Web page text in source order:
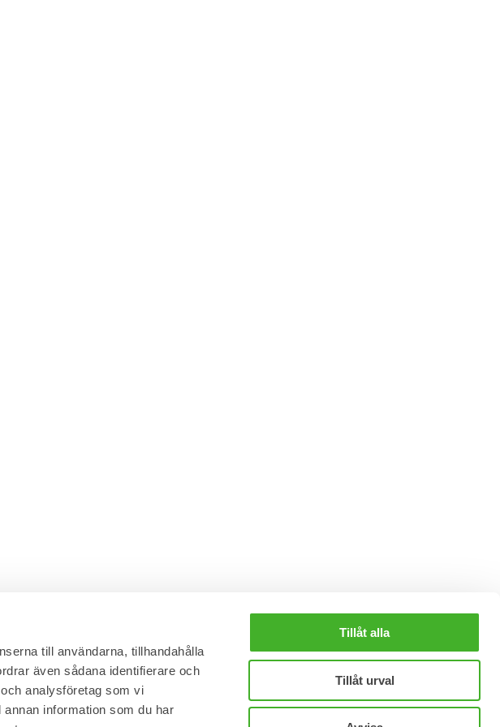
till användarna, tillhandahålla
även sådana identifierare och
analysföretag som vi
information som du har
Tillåt alla
Tillåt urval